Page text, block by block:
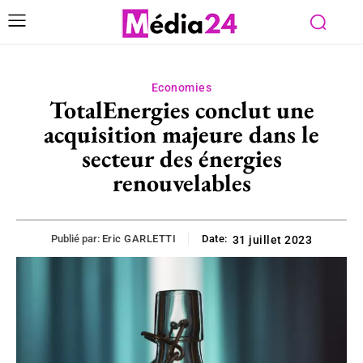
Economies
TotalEnergies conclut une
acquisition majeure dans le
secteur des énergies
renouvelables
Publié par: Eric GARLETTI Date: 31 juillet 2023